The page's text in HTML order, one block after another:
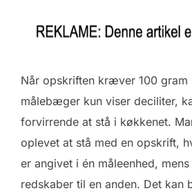
Når opskriften kræver 100 gram
målebæger kun viser deciliter,
forvirrende at stå i køkkenet.
oplevet at stå med en opskrift,
er angivet i én måleenhed,
redskaber til en anden. Det kan